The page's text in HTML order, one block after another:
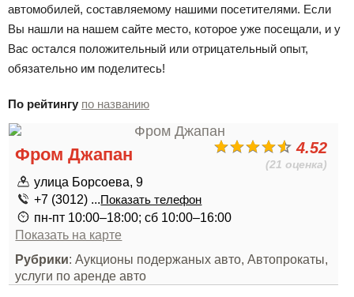
автомобилей, составляемому нашими посетителями. Если
Вы нашли на нашем сайте место, которое уже посещали, и у
Вас остался положительный или отрицательный опыт,
обязательно им поделитесь!
По рейтингу по названию
4.52
(21 оценка)
Фром Джапан
улица Борсоева, 9
+7 (3012) ...Показать телефон
пн-пт 10:00–18:00; сб 10:00–16:00
Показать на карте
Рубрики: Аукционы подержаных авто, Автопрокаты,
услуги по аренде авто